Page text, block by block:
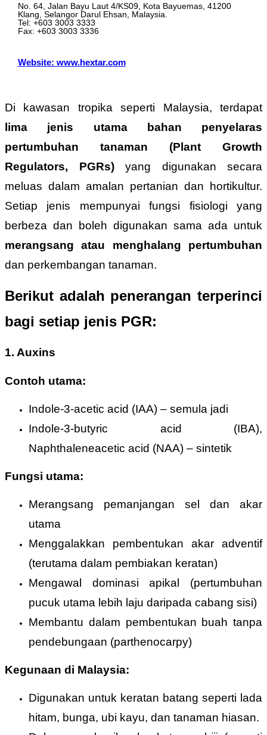
No. 64, Jalan Bayu Laut 4/KS09, Kota Bayuemas, 41200
Klang, Selangor Darul Ehsan, Malaysia.
Tel: +603 3003 3333
Fax: +603 3003 3336
Website: www.hextar.com
Di kawasan tropika seperti Malaysia, terdapat
lima jenis utama bahan penyelaras
pertumbuhan tanaman (Plant Growth
Regulators, PGRs)yang digunakan secara
meluas dalam amalan pertanian dan hortikultur.
Setiap jenis mempunyai fungsi fisiologi yang
berbeza dan boleh digunakan sama ada untuk
merangsang atau menghalang pertumbuhan
dan perkembangan tanaman.
Berikut adalah penerangan terperinci
bagi setiap jenis PGR:
1. Auxins
Contoh utama:
Indole-3-acetic acid (IAA) – semula jadi
Indole-3-butyric acid (IBA),
Naphthaleneacetic acid (NAA) – sintetik
Fungsi utama:
Merangsang pemanjangan sel dan akar
utama
Menggalakkan pembentukan akar adventif
(terutama dalam pembiakan keratan)
Mengawal dominasi apikal (pertumbuhan
pucuk utama lebih laju daripada cabang sisi)
Membantu dalam pembentukan buah tanpa
pendebungaan (parthenocarpy)
Kegunaan di Malaysia:
Digunakan untuk keratan batang seperti lada
hitam, bunga, ubi kayu, dan tanaman hiasan.